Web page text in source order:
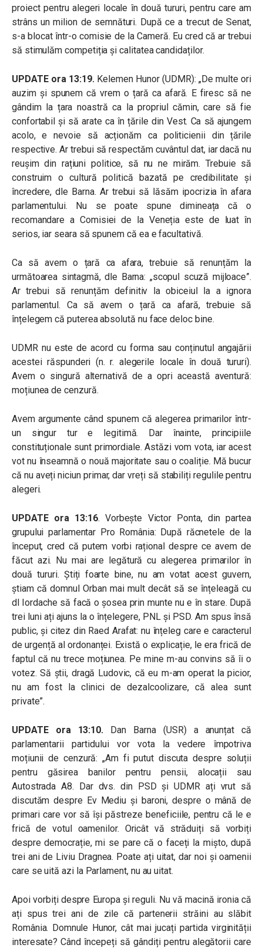
proiect pentru alegeri locale în două tururi, pentru care am
strâns un milion de semnături. După ce a trecut de Senat,
s-a blocat într-o comisie de la Cameră. Eu cred că ar trebui
să stimulăm competiția și calitatea candidaților.
UPDATE ora 13:19.Kelemen Hunor (UDMR): „De multe ori
auzim și spunem că vrem o țară ca afară. E firesc să ne
gândim la țara noastră ca la propriul cămin, care să fie
confortabil și să arate ca în țările din Vest. Ca să ajungem
acolo, e nevoie să acționăm ca politicienii din țările
respective. Ar trebui să respectăm cuvântul dat, iar dacă nu
reușim din rațiuni politice, să nu ne mirăm. Trebuie să
construim o cultură politică bazată pe credibilitate și
încredere, dle Barna. Ar trebui să lăsăm ipocrizia în afara
parlamentului. Nu se poate spune dimineața că o
recomandare a Comisiei de la Veneția este de luat în
serios, iar seara să spunem că ea e facultativă.
Ca să avem o țară ca afara, trebuie să renunțăm la
următoarea sintagmă, dle Barna: „scopul scuză mijloace”.
Ar trebui să renunțăm definitiv la obiceiul la a ignora
parlamentul. Ca să avem o țară ca afară, trebuie să
înțelegem că puterea absolută nu face deloc bine.
UDMR nu este de acord cu forma sau conținutul angajării
acestei răspunderi (n. r. alegerile locale în două tururi).
Avem o singură alternativă de a opri această aventură:
moțiunea de cenzură.
Avem argumente când spunem că alegerea primarilor într-
un singur tur e legitimă. Dar înainte, principiile
constituționale sunt primordiale. Astăzi vom vota, iar acest
vot nu înseamnă o nouă majoritate sau o coaliție. Mă bucur
că nu aveți niciun primar, dar vreți să stabiliți regulile pentru
alegeri.
UPDATE ora 13:16. Vorbește Victor Ponta, din partea
grupului parlamentar Pro România: După răcnetele de la
început, cred că putem vorbi rațional despre ce avem de
făcut azi. Nu mai are legătură cu alegerea primarilor în
două tururi. Știți foarte bine, nu am votat acest guvern,
știam că domnul Orban mai mult decât să se înțeleagă cu
dl Iordache să facă o șosea prin munte nu e în stare. După
trei luni ați ajuns la o înțelegere, PNL și PSD. Am spus însă
public, și citez din Raed Arafat: nu înțeleg care e caracterul
de urgență al ordonanței. Există o explicație, le era frică de
faptul că nu trece moțiunea. Pe mine m-au convins să îi o
votez. Să știi, dragă Ludovic, că eu m-am operat la picior,
nu am fost la clinici de dezalcoolizare, că alea sunt
private”.
UPDATE ora 13:10. Dan Barna (USR) a anunțat că
parlamentarii partidului vor vota la vedere împotriva
moțiunii de cenzură: „Am fi putut discuta despre soluții
pentru găsirea banilor pentru pensii, alocații sau
Autostrada A8. Dar dvs. din PSD și UDMR ați vrut să
discutăm despre Ev Mediu și baroni, despre o mână de
primari care vor să își păstreze beneficiile, pentru că le e
frică de votul oamenilor. Oricât vă străduiți să vorbiți
despre democrație, mi se pare că o faceți la mișto, după
trei ani de Liviu Dragnea. Poate ați uitat, dar noi și oamenii
care se uită azi la Parlament, nu au uitat.
Apoi vorbiți despre Europa și reguli. Nu vă macină ironia că
ați spus trei ani de zile că partenerii străini au slăbit
România. Domnule Hunor, cât mai jucați partida virginității
interesate? Când începeți să gândiți pentru alegătorii care